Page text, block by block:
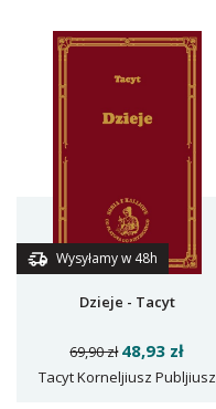
Wysyłamy w 48h
Dzieje - Tacyt
69,90 zł 48,93 zł
Tacyt Korneljiusz Publjiusz